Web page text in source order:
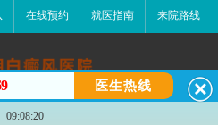
在线预约 就医指南 来院路线
癜风医院
华区护国路2号
医生热线
09:08:20